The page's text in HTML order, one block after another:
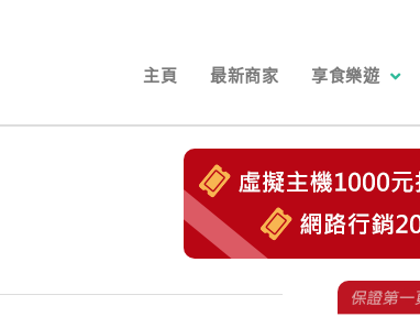
主頁 最新商家 享食樂遊